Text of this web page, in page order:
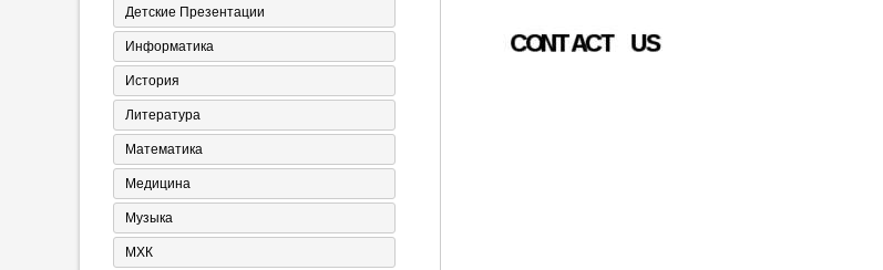
Детские Презентации
Информатика
История
Литература
Математика
Медицина
Музыка
МХК